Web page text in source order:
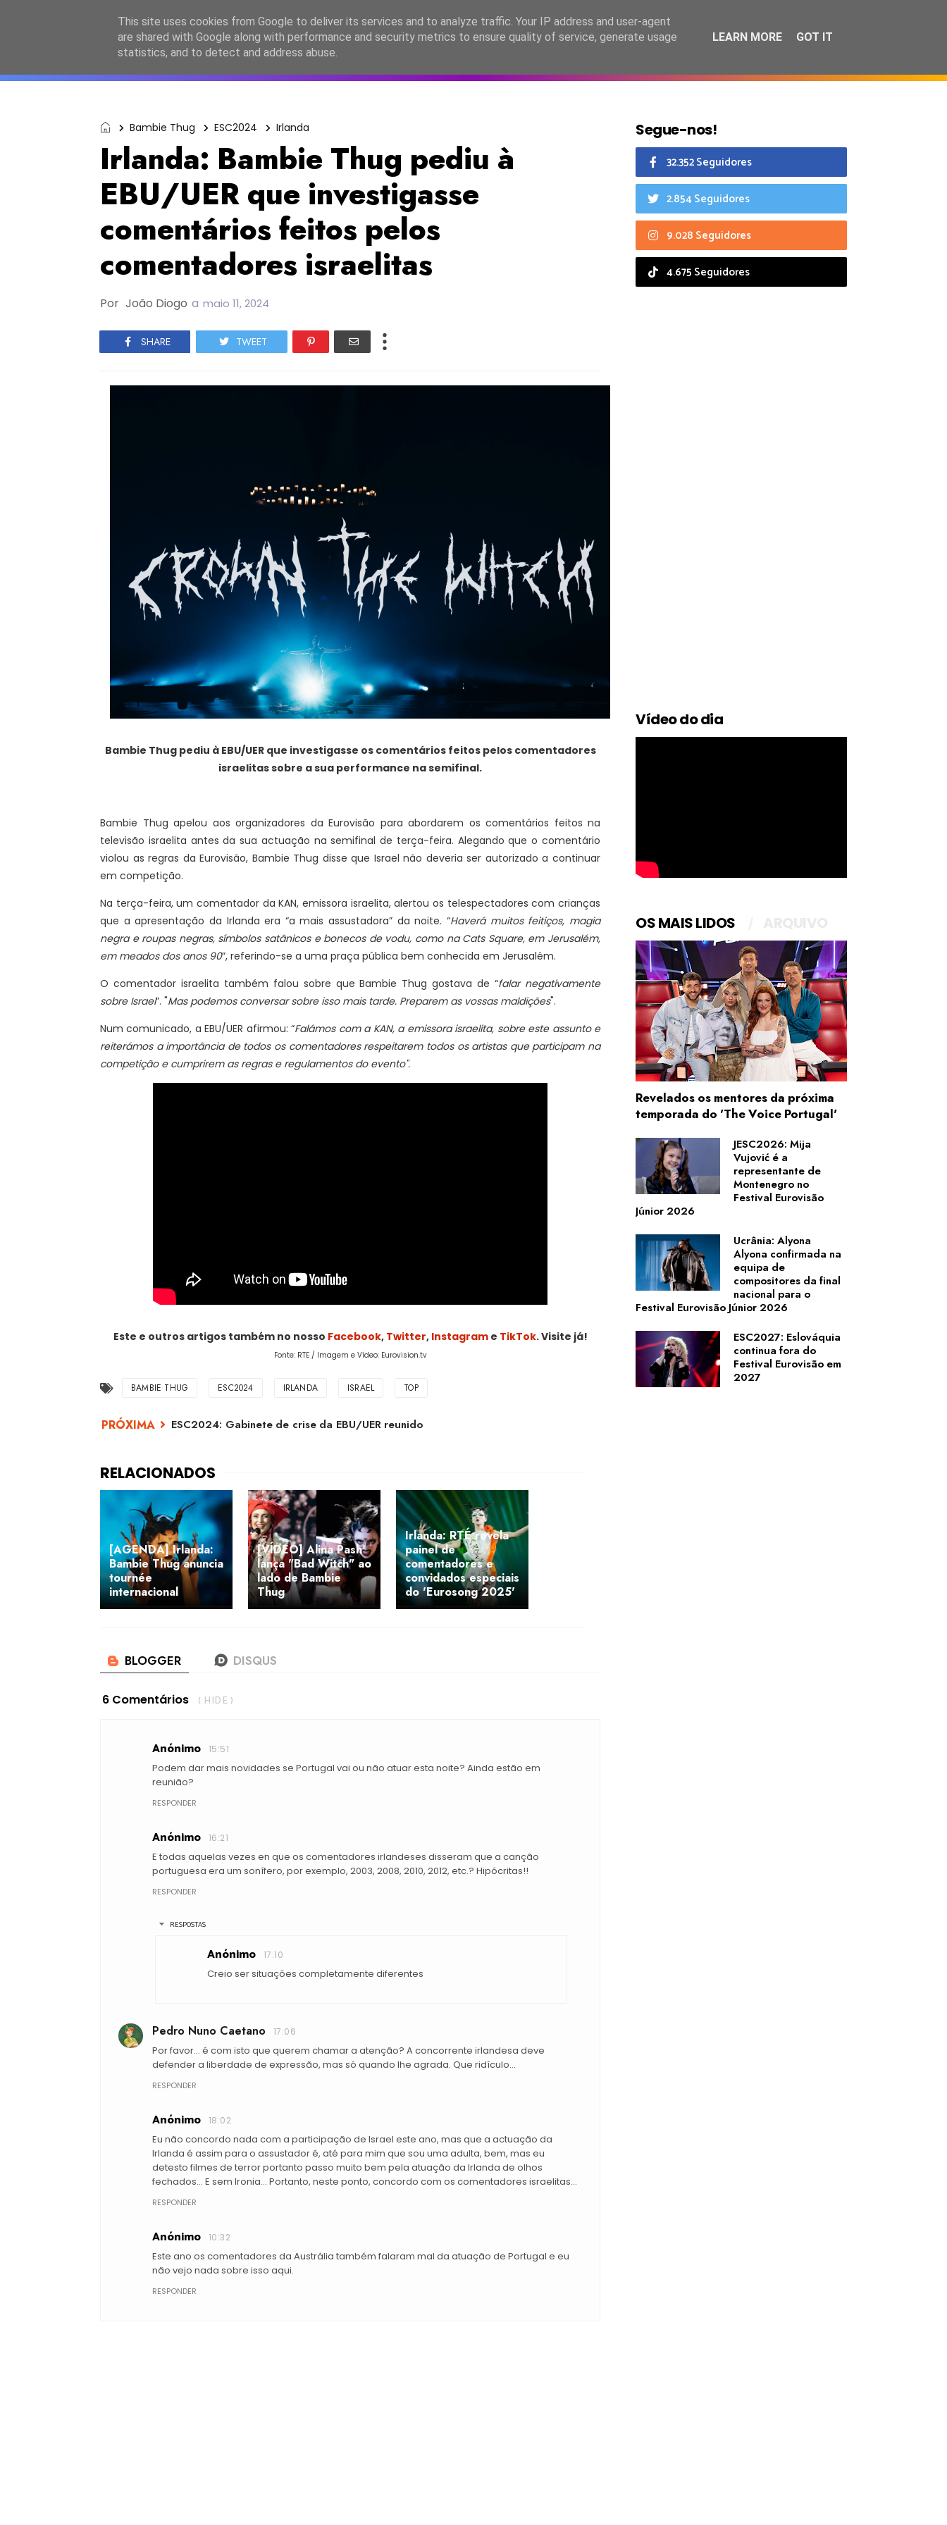
ESC2027 JESC2026 FC2026 EASC2026 PORTUGAL LANÇAMENTOS ESPECIAIS CALENDÁRIO
Bambie Thug ESC2024 Irlanda
Irlanda: Bambie Thug pediu à
EBU/UER que investigasse
comentários feitos pelos
comentadores israelitas
Por João Diogo a maio 11, 2024
SHARE TWEET
Bambie Thug pediu à EBU/UER que investigasse os comentários feitos pelos comentadores
israelitas sobre a sua performance na semifinal.
Bambie Thug apelou aos organizadores da Eurovisão para abordarem os comentários feitos na
televisão israelita antes da sua actuação na semifinal de terça-feira. Alegando que o comentário
violou as regras da Eurovisão, Bambie Thug disse que Israel não deveria ser autorizado a continuar
em competição.
Na terça-feira, um comentador da KAN, emissora israelita, alertou os telespectadores com crianças
que a apresentação da Irlanda era “a mais assustadora” da noite. “Haverá muitos feitiços, magia
negra e roupas negras, símbolos satânicos e bonecos de vodu, como na Cats Square, em Jerusalém,
em meados dos anos 90”, referindo-se a uma praça pública bem conhecida em Jerusalém.
O comentador israelita também falou sobre que Bambie Thug gostava de “falar negativamente
sobre Israel”. "Mas podemos conversar sobre isso mais tarde. Preparem as vossas maldições".
Num comunicado, a EBU/UER afirmou: “Falámos com a KAN, a emissora israelita, sobre este assunto e
reiterámos a importância de todos os comentadores respeitarem todos os artistas que participam na
competição e cumprirem as regras e regulamentos do evento".
Este e outros artigos também no nosso Facebook, Twitter, Instagrame TikTok. Visite já!
Fonte: RTE / Imagem e Vídeo: Eurovision.tv
BAMBIE THUG ESC2024 IRLANDA ISRAEL TOP
ESC2024: Gabinete de crise da EBU/UER reunido
[AGENDA] Irlanda:
Bambie Thug anuncia
tournée
internacional
[VÍDEO] Alina Pash
lança "Bad Witch" ao
lado de Bambie
Thug
Irlanda: RTÉ revela
painel de
comentadores e
convidados especiais
do 'Eurosong 2025'
6 Comentários ( HIDE )
Anónimo 15:51
Podem dar mais novidades se Portugal vai ou não atuar esta noite? Ainda estão em
reunião?
RESPONDER
Anónimo 16:21
E todas aquelas vezes en que os comentadores irlandeses disseram que a canção
portuguesa era um sonífero, por exemplo, 2003, 2008, 2010, 2012, etc.? Hipócritas!!
RESPONDER
RESPOSTAS
Anónimo 17:10
Creio ser situações completamente diferentes
Pedro Nuno Caetano 17:06
Por favor... é com isto que querem chamar a atenção? A concorrente irlandesa deve
defender a liberdade de expressão, mas só quando lhe agrada. Que ridículo...
RESPONDER
Anónimo 18:02
Eu não concordo nada com a participação de Israel este ano, mas que a actuação da
Irlanda é assim para o assustador é, até para mim que sou uma adulta, bem, mas eu
detesto filmes de terror portanto passo muito bem pela atuação da Irlanda de olhos
fechados... E sem Ironia... Portanto, neste ponto, concordo com os comentadores israelitas...
RESPONDER
Anónimo 10:32
Este ano os comentadores da Austrália também falaram mal da atuação de Portugal e eu
não vejo nada sobre isso aqui.
RESPONDER
Segue-nos!
32.352 Seguidores
2.854 Seguidores
9.028 Seguidores
4.675 Seguidores
Vídeo do dia
OS MAIS LIDOS
Revelados os mentores da próxima
temporada do 'The Voice Portugal'
JESC2026: Mija
Vujović é a
representante de
Montenegro no
Festival Eurovisão
Júnior 2026
Ucrânia: Alyona
Alyona confirmada na
equipa de
compositores da final
nacional para o
Festival Eurovisão Júnior 2026
ESC2027: Eslováquia
continua fora do
Festival Eurovisão em
2027
This site uses cookies from Google to deliver its services and to analyze traffic. Your IP address and user-agent
are shared with Google along with performance and security metrics to ensure quality of service, generate usage
statistics, and to detect and address abuse.
LEARN MORE GOT IT